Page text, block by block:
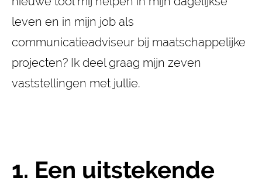
leven en in mijn job als
communicatieadviseur bij maatschappelijke
projecten? Ik deel graag mijn zeven
vaststellingen met jullie.
1. Een uitstekende